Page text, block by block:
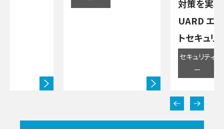
対策を実現
UARD エ
トセキュリ
セキュリティ
ー